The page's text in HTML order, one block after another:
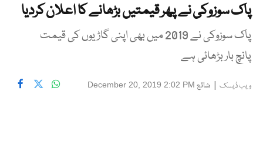
پاک سوزوکی نے پھر قیمتیں بڑھانے کا اعلان کردیا
پاک سوزوکی نے 2019 میں بھی اپنی گاڑیوں کی قیمت
پانچ بار بڑھائی ہے
ویب ڈیسک | شائع December 20, 2019 2:02 PM